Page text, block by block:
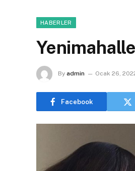
HABERLER
By admin Ocak 26,
Facebook